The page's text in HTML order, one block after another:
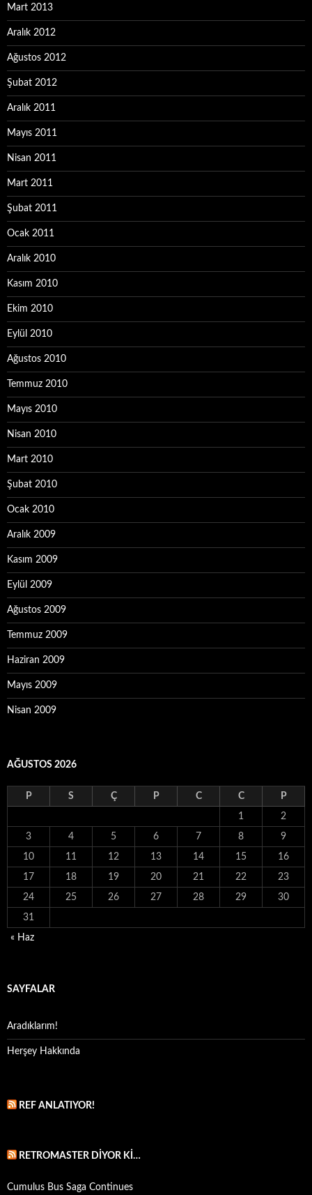
Mart 2013
Aralık 2012
Ağustos 2012
Şubat 2012
Aralık 2011
Mayıs 2011
Nisan 2011
Mart 2011
Şubat 2011
Ocak 2011
Aralık 2010
Kasım 2010
Ekim 2010
Eylül 2010
Ağustos 2010
Temmuz 2010
Mayıs 2010
Nisan 2010
Mart 2010
Şubat 2010
Ocak 2010
Aralık 2009
Kasım 2009
Eylül 2009
Ağustos 2009
Temmuz 2009
Haziran 2009
Mayıs 2009
Nisan 2009
AĞUSTOS 2026
P S Ç P C C P
1 2
3 4 5 6 7 8 9
10 11 12 13 14 15 16
17 18 19 20 21 22 23
24 25 26 27 28 29 30
31
« Haz
SAYFALAR
Aradıklarım!
Herşey Hakkında
REF ANLATIYOR!
RETROMASTER DIYOR KI…
Cumulus Bus Saga Continues